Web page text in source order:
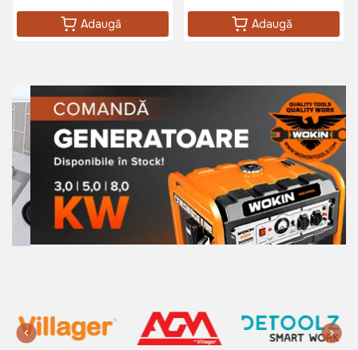
Adaugă Adaugă